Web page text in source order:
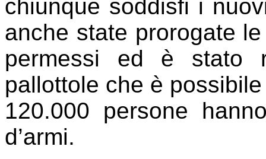
chiunque soddisfi i
anche state prorogate
permessi ed è stato
pallottole che è
120.000 persone
d’armi.